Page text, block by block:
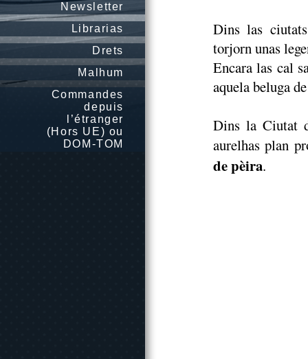
Newsletter
Librarias
Drets
Malhum
Commandes
depuis
l’étranger
(Hors UE) ou
DOM-TOM
Dins las
torjorn unas
Encara las cal
aquela beluga
Dins la Ciutat
aurelhas plan
de pèira.